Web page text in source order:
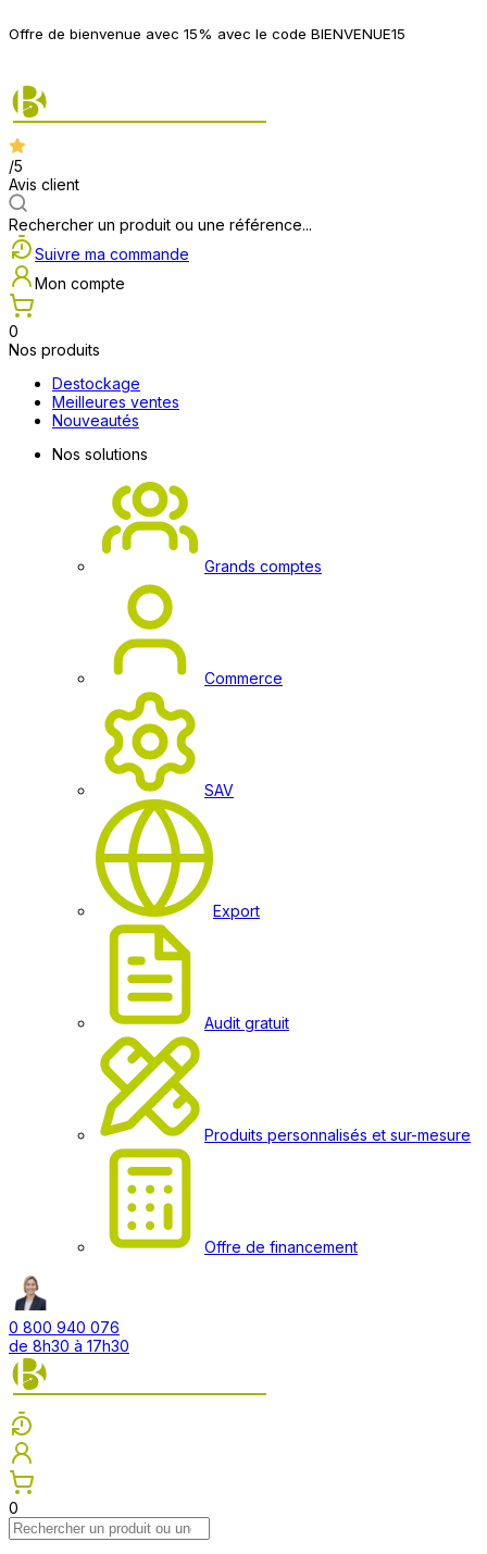
Offre de bienvenue avec 15% avec le code BIENVENUE15
/5
Avis client
Rechercher un produit ou une référence...
Suivre ma commande
Mon compte
0
Nos produits
Destockage
Meilleures ventes
Nouveautés
Nos solutions
Grands comptes
Commerce
SAV
Export
Audit gratuit
Produits personnalisés et sur-mesure
Offre de financement
0 800 940 076
de 8h30 à 17h30
0